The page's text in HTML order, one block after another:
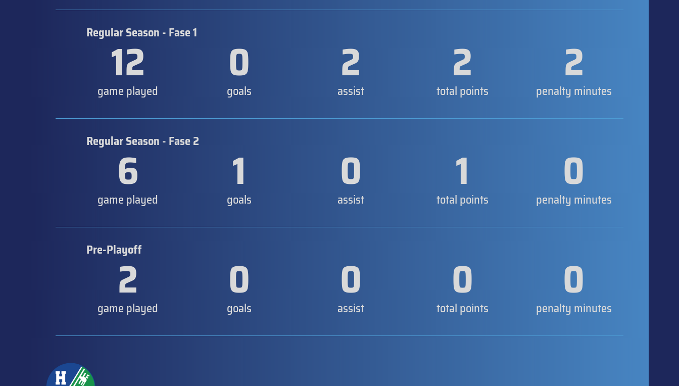
Regular Season - Fase 1
12
game played 0
goals 2
assist 2
total points 2
penalty minutes
Regular Season - Fase 2
6
game played 1
goals 0
assist 1
total points 0
penalty minutes
Pre-Playoff
2
game played 0
goals 0
assist 0
total points 0
penalty minutes